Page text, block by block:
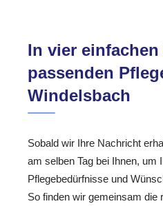
In vier
passenden
Windelsbach
Sobald wir Ihre Nachricht
am selben Tag bei Ihnen, um
Pflegebedürfnisse und
So finden wir gemeinsam die